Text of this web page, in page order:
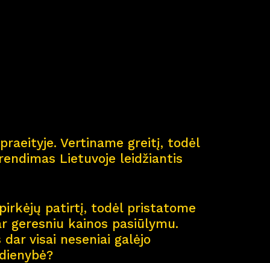
Vertiname greitį, todėl
Lietuvoje leidžiantis
patirtį, todėl pristatome
geresniu kainos pasiūlymu.
visai neseniai galėjo